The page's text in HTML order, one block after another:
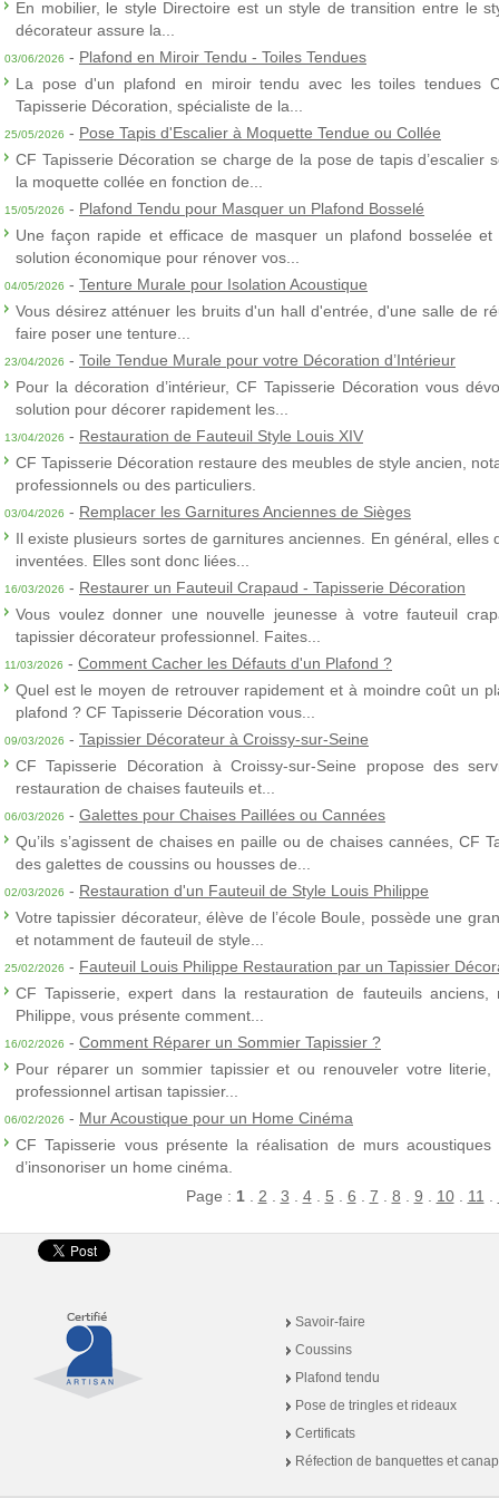
En mobilier, le style Directoire est un style de transition entre le
décorateur assure la...
03/06/2026 - Plafond en Miroir Tendu - Toiles Tendues
La pose d'un plafond en miroir tendu avec les toiles tendues
Tapisserie Décoration, spécialiste de la...
25/05/2026 - Pose Tapis d'Escalier à Moquette Tendue ou Collée
CF Tapisserie Décoration se charge de la pose de tapis
la moquette collée en fonction de...
15/05/2026 - Plafond Tendu pour Masquer un Plafond Bosselé
Une façon rapide et efficace de masquer un plafond bosselée
solution économique pour rénover vos...
04/05/2026 - Tenture Murale pour Isolation Acoustique
Vous désirez atténuer les bruits d'un hall d'entrée, d'une salle de
faire poser une tenture...
23/04/2026 - Toile Tendue Murale pour votre Décoration d’Intérieur
Pour la décoration d’intérieur, CF Tapisserie Décoration vous
solution pour décorer rapidement les...
13/04/2026 - Restauration de Fauteuil Style Louis XIV
CF Tapisserie Décoration restaure des meubles de style ancien,
professionnels ou des particuliers.
03/04/2026 - Remplacer les Garnitures Anciennes de Sièges
Il existe plusieurs sortes de garnitures anciennes. En général, elles
inventées. Elles sont donc liées...
16/03/2026 - Restaurer un Fauteuil Crapaud - Tapisserie Décoration
Vous voulez donner une nouvelle jeunesse à votre fauteuil
tapissier décorateur professionnel. Faites...
11/03/2026 - Comment Cacher les Défauts d'un Plafond ?
Quel est le moyen de retrouver rapidement et à moindre coût un
plafond ? CF Tapisserie Décoration vous...
09/03/2026 - Tapissier Décorateur à Croissy-sur-Seine
CF Tapisserie Décoration à Croissy-sur-Seine propose des
restauration de chaises fauteuils et...
06/03/2026 - Galettes pour Chaises Paillées ou Cannées
Qu’ils s’agissent de chaises en paille ou de chaises cannées, CF
des galettes de coussins ou housses de...
02/03/2026 - Restauration d'un Fauteuil de Style Louis Philippe
Votre tapissier décorateur, élève de l’école Boule, possède une
et notamment de fauteuil de style...
25/02/2026 - Fauteuil Louis Philippe Restauration par un Tapissier
CF Tapisserie, expert dans la restauration de fauteuils
Philippe, vous présente comment...
16/02/2026 - Comment Réparer un Sommier Tapissier ?
Pour réparer un sommier tapissier et ou renouveler votre
professionnel artisan tapissier...
06/02/2026 - Mur Acoustique pour un Home Cinéma
CF Tapisserie vous présente la réalisation de murs
d’insonoriser un home cinéma.
Page : 1. 2 3 4. 5 6 7 8 9 10. 11
Savoir-faire
Coussins
Plafond tendu
Pose de tringles et rideaux
Certificats
Réfection de banquettes et